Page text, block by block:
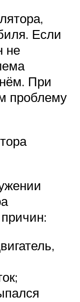
Если
не
При
проблему